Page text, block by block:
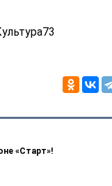
«Старт»!